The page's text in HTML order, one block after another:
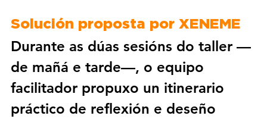
Solución proposta por XENEME
Durante as dúas sesións do taller —
de mañá e tarde—, o equipo
facilitador propuxo un itinerario
práctico de reflexión e deseño